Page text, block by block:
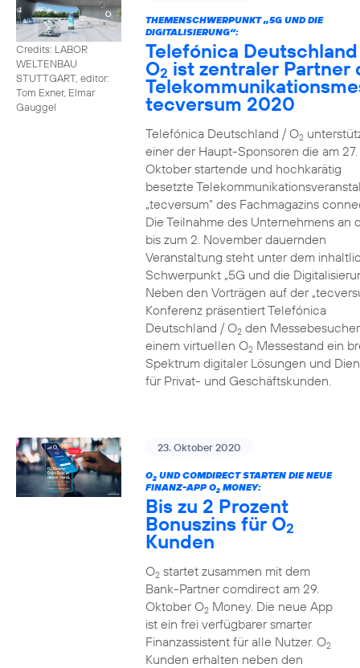
Credits: LABOR
WELTENBAU
STUTTGART, editor:
Tom Exner, Elmar
Gauggel
THEMENSCHWERPUNKT „5G UND DIE
DIGITALISIERUNG“:
Telefónica
O2 ist zentraler Partner
tecversum 2020
Telefónica Deutschland / O2
einer der Haupt-Sponsoren die am 27.
Oktober startende und hochkarätig
besetzte
„tecversum“ des Fachmagazins
Die Teilnahme des Unternehmens an
bis zum 2. November dauernden
Veranstaltung steht unter dem
Schwerpunkt „5G und die
Neben den Vorträgen auf der
Konferenz präsentiert Telefónica
Deutschland / O2den
einem virtuellen O2Messestand ein
Spektrum digitaler Lösungen und
für Privat- und Geschäftskunden.
23. Oktober 2020
O2UND COMDIRECT STARTEN DIE NEUE
FINANZ-APP O2MONEY:
Bis zu 2 Prozent
Bonuszins für O2
Kunden
O2startet zusammen mit dem
Bank-Partner comdirect am 29.
Oktober O2Money. Die neue App
ist ein frei verfügbarer smarter
Finanzassistent für alle Nutzer. O2
Kunden erhalten neben den